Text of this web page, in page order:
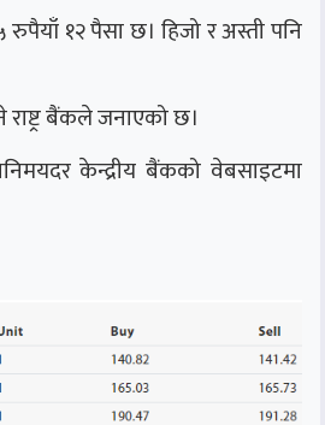
१२ पैसा छ। हिजो र अस्ती पनि
बैंकले जनाएको छ।
केन्द्रीय बैंकको वेबसाइटमा